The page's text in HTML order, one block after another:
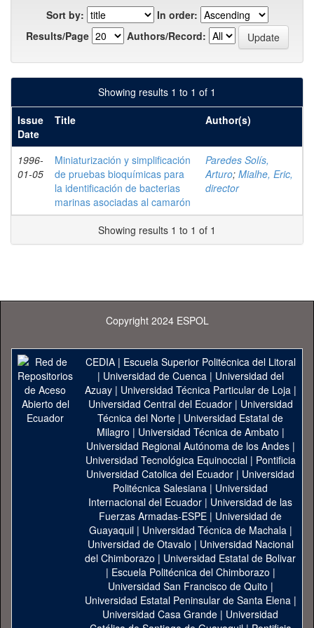
Sort by:
In order:
Results/Page
Authors/Record:
Showing results 1 to 1 of 1
Issue
Date
Title Author(s)
1996-
01-05
Miniaturización y simplificación
de pruebas bioquímicas para
la identificación de bacterias
marinas asociadas al camarón
Paredes Solís,
Arturo; Mialhe, Eric,
director
Showing results 1 to 1 of 1
Copyright 2024 ESPOL
CEDIA| Escuela Superior Politécnica del Litoral
| Universidad de Cuenca| Universidad del
Azuay| Universidad Técnica Particular de Loja|
Universidad Central del Ecuador| Universidad
Técnica del Norte | Universidad Estatal de
Milagro | Universidad Técnica de Ambato |
Universidad Regional Autónoma de los Andes|
Universidad Tecnológica Equinoccial| Pontificia
Universidad Catolica del Ecuador | Universidad
Politécnica Salesiana | Universidad
Internacional del Ecuador | Universidad de las
Fuerzas Armadas-ESPE | Universidad de
Guayaquil| Universidad Técnica de Machala|
Universidad de Otavalo | Universidad Nacional
del Chimborazo | Universidad Estatal de Bolivar
| Escuela Politécnica del Chimborazo |
Universidad San Francisco de Quito |
Universidad Estatal Peninsular de Santa Elena|
Universidad Casa Grande | Universidad